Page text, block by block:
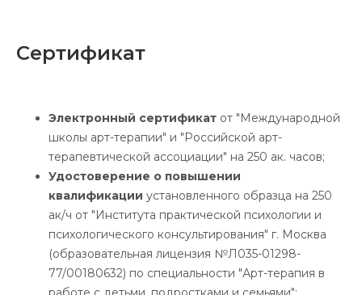
Сертификат
Электронный сертификат от "Международной
школы арт-терапии" и "Российской арт-
терапевтической ассоциации" на 250 ак. часов;
Удостоверение о повышении
квалификации установленного образца на 250
ак/ч от "Института практической психологии и
психологического консультирования" г. Москва
(образовательная лицензия №Л035-01298-
77/00180632) по специальности "Арт-терапия в